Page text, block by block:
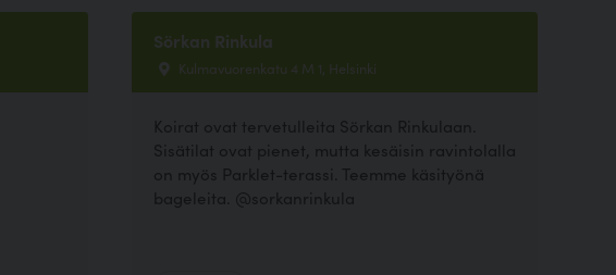
Sörkan Rinkula
Kulmavuorenkatu 4 M 1, Helsinki
Koirat ovat tervetulleita Sörkan Rinkulaan.
Sisätilat ovat pienet, mutta kesäisin ravintolalla
on myös Parklet-terassi. Teemme käsityönä
bageleita. @sorkanrinkula